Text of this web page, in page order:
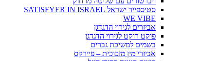
סטיספייר ישראל SATISFYER IN ISRAEL
WE VIBE
אביזרים לגירוי הדגדגן
פוקט רוקט לגירוי הדגדגן
בשמים למשיכת גברים
אביזרי מין מזכוכית – פיירקס